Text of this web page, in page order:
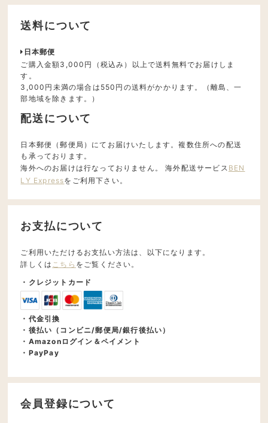
送料について
日本郵便
ご購入金額3,000円（税込み）以上で送料無料でお届けしま
す。
3,000円未満の場合は550円の送料がかかります。（離島、一
部地域を除きます。）
配送について
日本郵便（郵便局）にてお届けいたします。複数住所への配送
も承っております。
海外へのお届けは行なっておりません。 海外配送サービス BEN
LY Expressをご利用下さい。
お支払について
ご利用いただけるお支払い方法は、以下になります。
詳しくは こちら をご覧ください。
・クレジットカード
・代金引換
・後払い（コンビニ/郵便局/銀行後払い）
・Amazonログイン＆ペイメント
・PayPay
会員登録について